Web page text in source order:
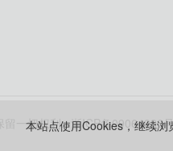
留一切权利.浙ICP备09064986
本站点使用Cookies，继续